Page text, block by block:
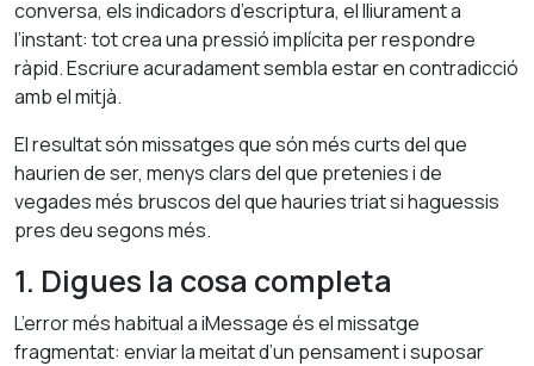
conversa, els indicadors d’escriptura, el lliurament a
l’instant: tot crea una pressió implícita per respondre
ràpid. Escriure acuradament sembla estar en contradicció
amb el mitjà.
El resultat són missatges que són més curts del que
haurien de ser, menys clars del que pretenies i de
vegades més bruscos del que hauries triat si haguessis
pres deu segons més.
1. Digues la cosa completa
L’error més habitual a iMessage és el missatge
fragmentat: enviar la meitat d’un pensament i suposar